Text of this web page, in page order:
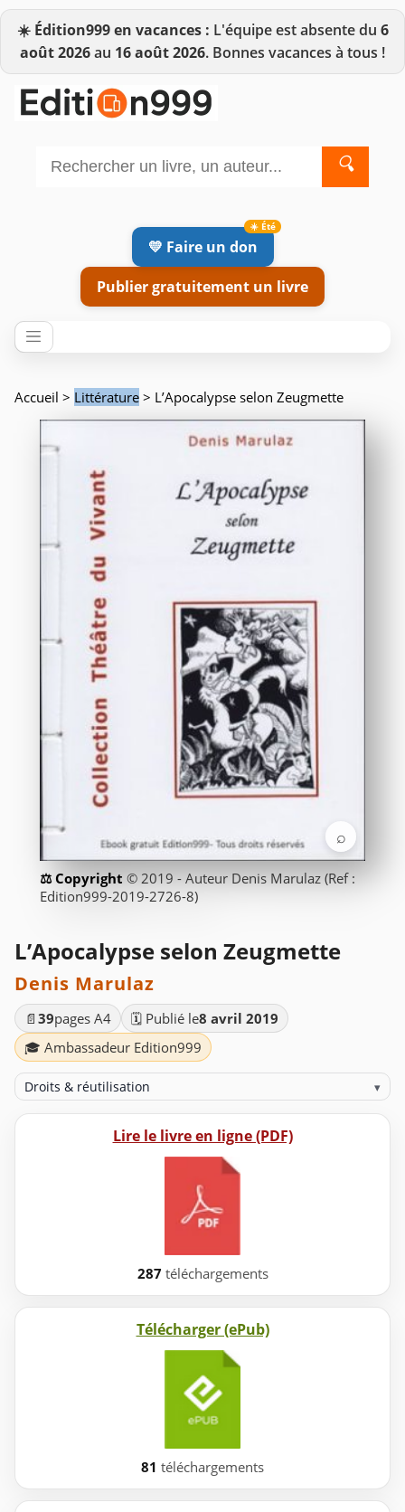
☀️ Édition999 en vacances : L'équipe est absente du 6
août 2026au 16 août 2026. Bonnes vacances à tous !
🔍
💛 Faire un don
Publier gratuitement un livre
Accueil > Littérature > L’Apocalypse selon Zeugmette
⌕
© 2019 - Auteur Denis Marulaz (Ref :
Edition999-2019-2726-8)
L’Apocalypse selon Zeugmette
Denis Marulaz
📄 39pages A4 🗓️ Publié le8 avril 2019
🎓 Ambassadeur Edition999
Droits & réutilisation ▾
Lire le livre en ligne (PDF)
287 téléchargements
Télécharger (ePub)
81 téléchargements